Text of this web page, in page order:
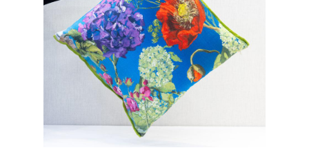
Botanico
Escoces Y
Cuadrille